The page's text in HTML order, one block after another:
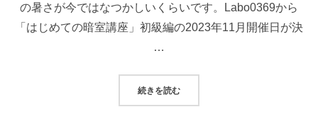
の暑さが今ではなつかしいくらいです。Labo0369から
「はじめての暗室講座」初級編の2023年11月開催日が決
…
続きを読む“11月講座開催日決定「はじめての